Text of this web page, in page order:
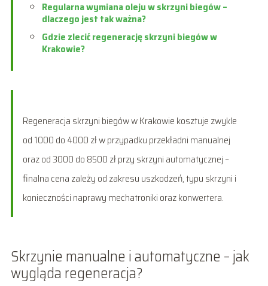
Regularna wymiana oleju w skrzyni biegów –
dlaczego jest tak ważna?
Gdzie zlecić regenerację skrzyni biegów w
Krakowie?
Regeneracja skrzyni biegów w Krakowie kosztuje zwykle
od 1000 do 4000 zł w przypadku przekładni manualnej
oraz od 3000 do 8500 zł przy skrzyni automatycznej –
finalna cena zależy od zakresu uszkodzeń, typu skrzyni i
konieczności naprawy mechatroniki oraz konwertera.
Skrzynie manualne i automatyczne – jak
wygląda regeneracja?